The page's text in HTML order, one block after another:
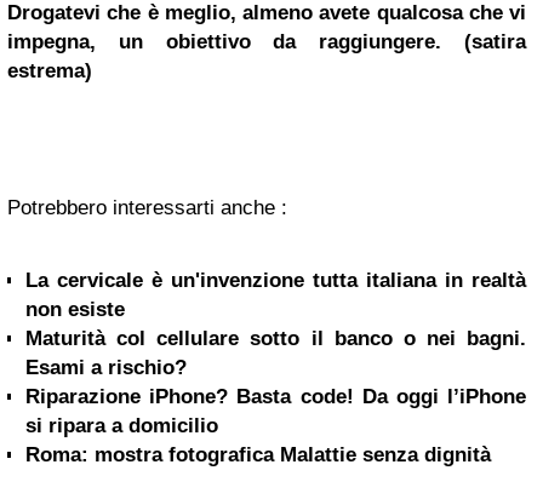
Drogatevi che è meglio, almeno avete qualcosa che vi
impegna, un obiettivo da raggiungere. (satira
estrema)
Potrebbero interessarti anche :
La cervicale è un'invenzione tutta italiana in realtà
non esiste
Maturità col cellulare sotto il banco o nei bagni.
Esami a rischio?
Riparazione iPhone? Basta code! Da oggi l’iPhone
si ripara a domicilio
Roma: mostra fotografica Malattie senza dignità